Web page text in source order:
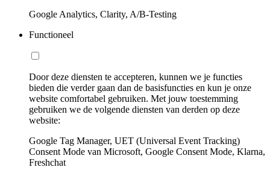
Google Analytics, Clarity, A/B-Testing
Functioneel
Door deze diensten te accepteren, kunnen we je functies
bieden die verder gaan dan de basisfuncties en kun je onze
website comfortabel gebruiken. Met jouw toestemming
gebruiken we de volgende diensten van derden op deze
website:
Google Tag Manager, UET (Universal Event Tracking)
Consent Mode van Microsoft, Google Consent Mode, Klarna,
Freshchat